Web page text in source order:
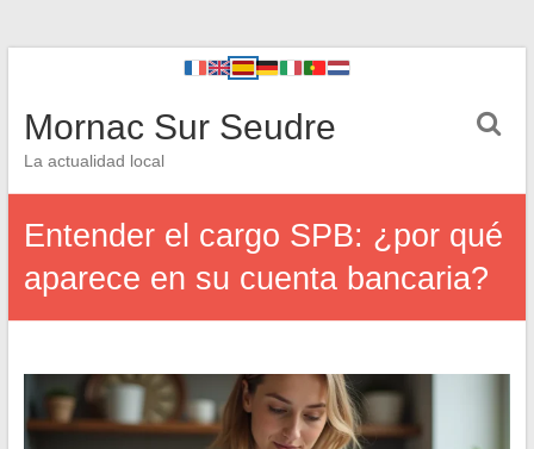
Mornac Sur Seudre
La actualidad local
Entender el cargo SPB: ¿por qué
aparece en su cuenta bancaria?